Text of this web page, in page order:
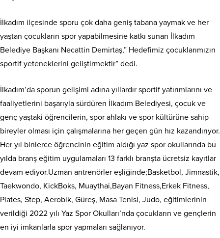
İlkadım ilçesinde sporu çok daha geniş tabana yaymak ve her
yaştan çocukların spor yapabilmesine katkı sunan İlkadım
Belediye Başkanı Necattin Demirtaş,” Hedefimiz çocuklarımızın
sportif yeteneklerini geliştirmektir” dedi.
İlkadım’da sporun gelişimi adına yıllardır sportif yatırımlarını ve
faaliyetlerini başarıyla sürdüren İlkadım Belediyesi, çocuk ve
genç yaştaki öğrencilerin, spor ahlakı ve spor kültürüne sahip
bireyler olması için çalışmalarına her geçen gün hız kazandırıyor.
Her yıl binlerce öğrencinin eğitim aldığı yaz spor okullarında bu
yılda branş eğitim uygulamaları 13 farklı branşta ücretsiz kayıtlar
devam ediyor.Uzman antrenörler eşliğinde;Basketbol, Jimnastik,
Taekwondo, KickBoks, Muaythai,Bayan Fitness,Erkek Fitness,
Plates, Step, Aerobik, Güreş, Masa Tenisi, Judo, eğitimlerinin
verildiği 2022 yılı Yaz Spor Okulları’nda çocukların ve gençlerin
en iyi imkanlarla spor yapmaları sağlanıyor.